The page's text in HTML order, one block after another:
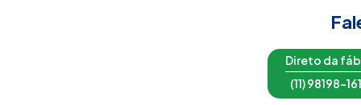
Direto da
(11) 98198-